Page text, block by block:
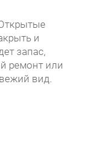
и
запас,
ремонт или
вид.